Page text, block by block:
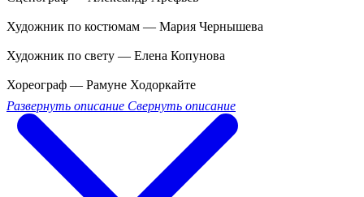
Художник по костюмам — Мария Чернышева
Художник по свету — Елена Копунова
Хореограф — Рамуне Ходоркайте
Развернуть описание Свернуть описание